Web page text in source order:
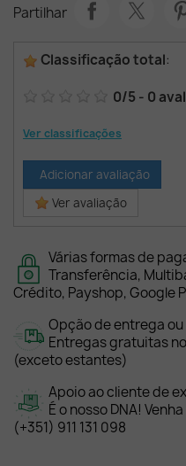
Partilhar
Classificação total:
0/5 - 0
Ver classificações
Adicionar avaliação
Ver avaliação
Várias formas de
Transferência,
Crédito, Payshop, Google
Opção de entrega
Entregas gratuitas
(exceto estantes)
Apoio ao cliente de
É o nosso DNA!
(+351) 911 131 098